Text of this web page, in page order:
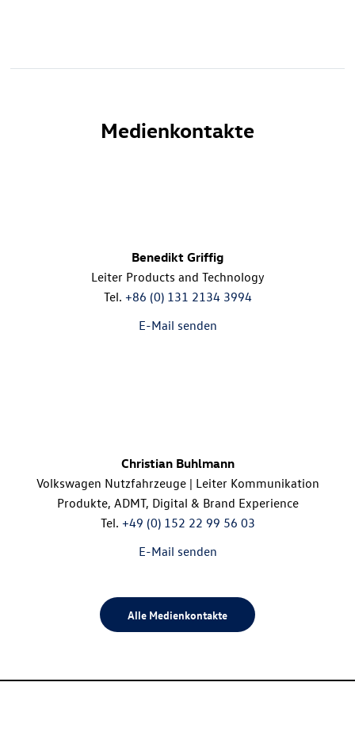
Medienkontakte
Benedikt Griffig
Leiter Products and Technology
Tel. +86 (0) 131 2134 3994
E-Mail senden
Christian Buhlmann
Volkswagen Nutzfahrzeuge | Leiter Kommunikation
Produkte, ADMT, Digital & Brand Experience
Tel. +49 (0) 152 22 99 56 03
E-Mail senden
Alle Medienkontakte